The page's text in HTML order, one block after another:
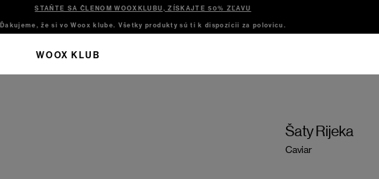
STAŇTE SA ČLENOM WOOXKLUBU, ZÍSKAJTE 50% ZĽAVU
Ďakujeme, že si vo Woox klube. Všetky produkty sú ti k dispozícii za polovicu.
WOOX KLUB
Šaty Rijeka
Caviar